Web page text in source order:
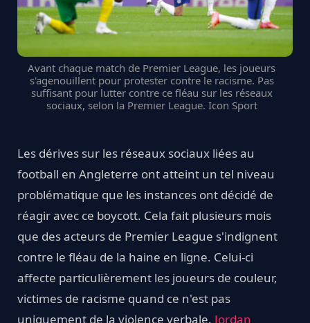
Avant chaque match de Premier League, les joueurs
s'agenouillent pour protester contre le racisme. Pas
suffisant pour lutter contre ce fléau sur les réseaux
sociaux, selon la Premier League. Icon Sport
Les dérives sur les réseaux sociaux liées au
football en Angleterre ont atteint un tel niveau
problématique que les instances ont décidé de
réagir avec ce boycott. Cela fait plusieurs mois
que des acteurs de Premier League s'indignent
contre le fléau de la haine en ligne. Celui-ci
affecte particulièrement les joueurs de couleur,
victimes de racisme quand ce n'est pas
uniquement de la violence verbale. Jordan